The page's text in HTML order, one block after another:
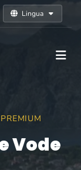
Lingua
Vode